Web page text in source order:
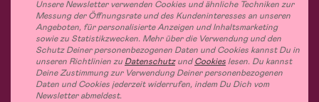
Unsere Newsletter verwenden Cookies und ähnliche Techniken zur
Messung der Öffnungsrate und des Kundeninteresses an unseren
Angeboten, für personalisierte Anzeigen und Inhaltsmarketing
sowie zu Statistikzwecken. Mehr über die Verwendung und den
Schutz Deiner personenbezogenen Daten und Cookies kannst Du in
unseren Richtlinien zu DatenschutzundCookies lesen. Du kannst
Deine Zustimmung zur Verwendung Deiner personenbezogenen
Daten und Cookies jederzeit widerrufen, indem Du Dich vom
Newsletter abmeldest.